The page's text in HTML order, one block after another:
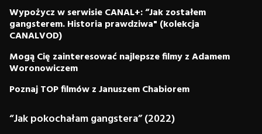
Wypożycz w serwisie CANAL+: “Jak zostałem
gangsterem. Historia prawdziwa" (kolekcja
CANALVOD)
Mogą Cię zainteresować najlepsze filmy z Adamem
Woronowiczem
Poznaj TOP filmów z Januszem Chabiorem
“Jak pokochałam gangstera” (2022)